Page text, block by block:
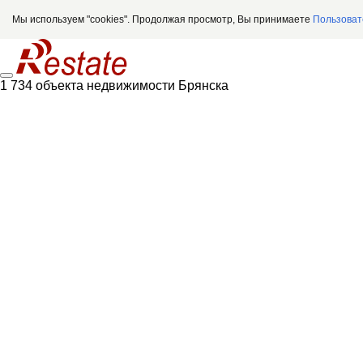
Мы используем "cookies". Продолжая просмотр, Вы принимаете
1 734 объекта недвижимости Брянска